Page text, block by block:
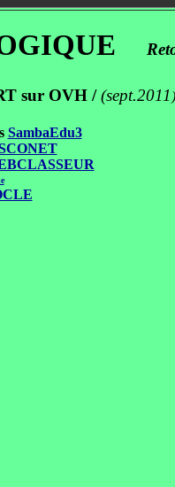
sur OVH / (sept.2011 )
SambaEdu3